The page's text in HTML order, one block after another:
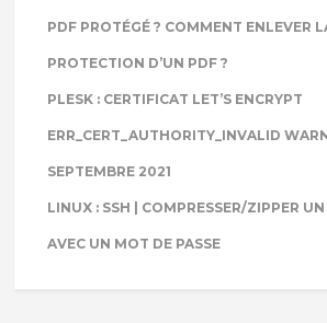
PDF PROTÉGÉ ? COMMENT ENLEVER
PROTECTION D’UN PDF ?
PLESK : CERTIFICAT LET’S ENCRYPT
ERR_CERT_AUTHORITY_INVALID
SEPTEMBRE 2021
LINUX : SSH | COMPRESSER/ZIPPER
AVEC UN MOT DE PASSE